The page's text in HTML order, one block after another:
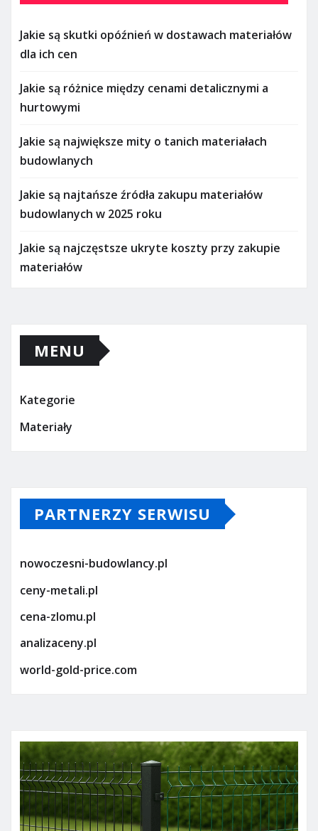
Jakie są skutki opóźnień w dostawach materiałów
dla ich cen
Jakie są różnice między cenami detalicznymi a
hurtowymi
Jakie są największe mity o tanich materiałach
budowlanych
Jakie są najtańsze źródła zakupu materiałów
budowlanych w 2025 roku
Jakie są najczęstsze ukryte koszty przy zakupie
materiałów
MENU
Kategorie
Materiały
PARTNERZY SERWISU
nowoczesni-budowlancy.pl
ceny-metali.pl
cena-zlomu.pl
analizaceny.pl
world-gold-price.com